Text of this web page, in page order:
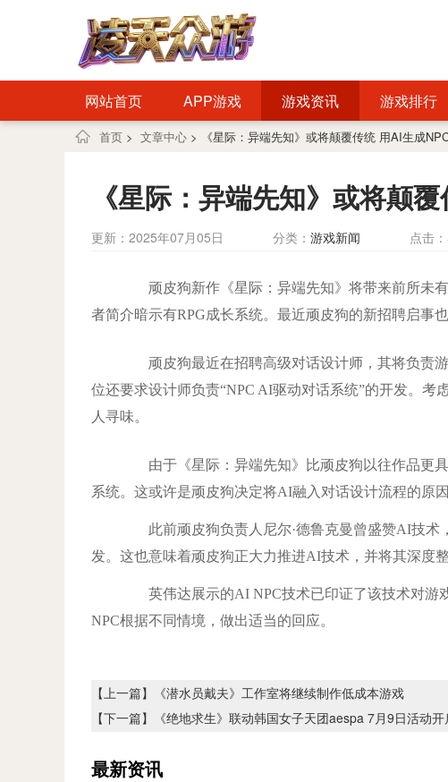
网站首页 APP游戏 游戏资讯 游戏排行
首页 > 文章中心 > 《星际：异端先知》或将颠覆传统 用AI生成
《星际：异端先知》或将颠
更新：2025年07月05日 分类： 游戏新闻 点击：
顽皮狗新作《星际：异端先知》将带来前所未有
者简介暗示有RPG成长系统。最近顽皮狗的新招聘启事
顽皮狗最近在招聘高级对话设计师，其将负责游
位还要求设计师负责“NPC AI驱动对话系统”的开发。
人寻味。
由于《星际：异端先知》比顽皮狗以往作品更具
系统。这或许是顽皮狗决定将AI融入对话设计流程的原因
此前顽皮狗负责人尼尔·德鲁克曼曾盛赞AI技术
发。这也意味着顽皮狗正大力推进AI技术，并将其深度
英伟达展示的AI NPC技术已印证了该技术对游
NPC根据不同情境，做出适当的回应。
【上一篇】
《潜水员戴夫》工作室将继续制作低成本游戏
【下一篇】
《绝地求生》联动韩国女子天团aespa 7月9日活动开
最新资讯